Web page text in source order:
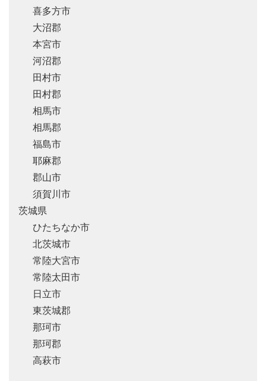
喜多方市
大沼郡
本宮市
河沼郡
田村市
田村郡
相馬市
相馬郡
福島市
耶麻郡
郡山市
須賀川市
茨城県
ひたちなか市
北茨城市
常陸大宮市
常陸太田市
日立市
東茨城郡
那珂市
那珂郡
高萩市